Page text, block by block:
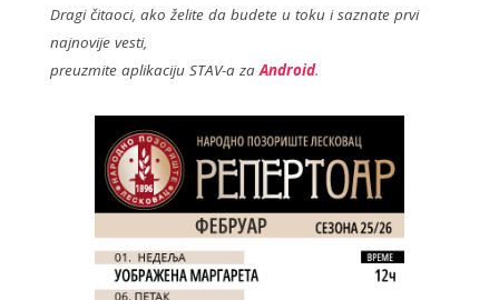
o
o
Dragi čitaoci, ako želite da budete u toku i saznate prvi
najnovije vesti,
preuzmite aplikaciju STAV-a zaAndroid.